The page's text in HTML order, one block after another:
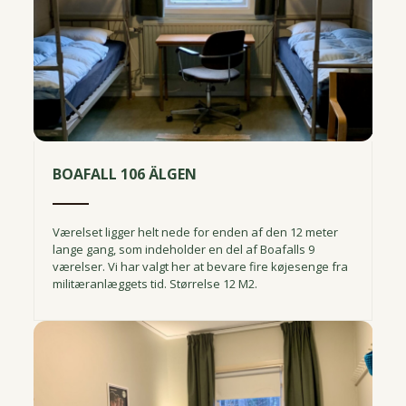
BOAFALL 106 ÄLGEN
Værelset ligger helt nede for enden af den 12 meter
lange gang, som indeholder en del af Boafalls 9
værelser. Vi har valgt her at bevare fire køjesenge fra
militæranlæggets tid. Størrelse 12 M2.